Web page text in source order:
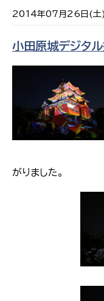
2014年07月26日(土)
小田原城デジタ
がりました。